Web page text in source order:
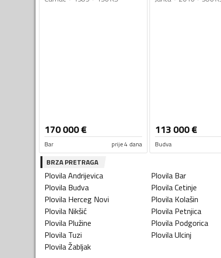
170 000€
Bar prije 4 dana
113 000€
Budva
BRZA PRETRAGA
PlovilaAndrijevica Plovila Bar
Plovila Budva PlovilaCetinje
Plovila Herceg Novi Plovila Kolašin
Plovila Nikšić Plovila Petnjica
Plovila Plužine Plovila Podgorica
Plovila Tuzi PlovilaUlcinj
PlovilaŽabljak